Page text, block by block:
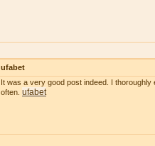
ufabet
It was a very good post indeed. I
often. ufabet